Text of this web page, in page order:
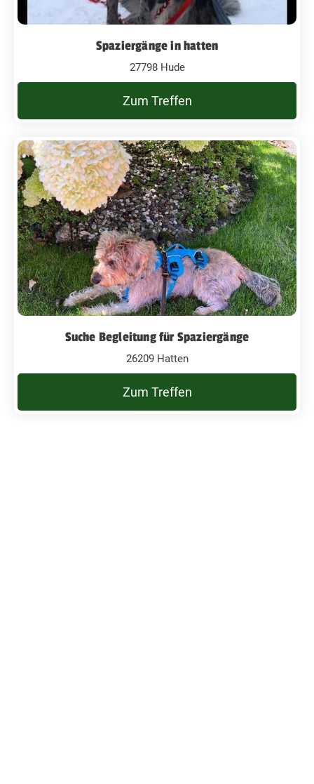
Spaziergänge in hatten
27798 Hude
Zum Treffen
Suche Begleitung für Spaziergänge
26209 Hatten
Zum Treffen